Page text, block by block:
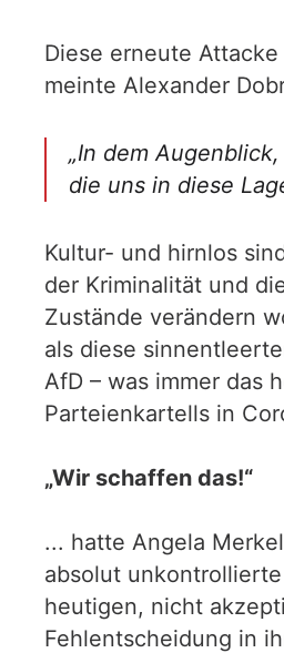
Diese erneute
meinte Alexander
„In dem
die uns in diese
Kultur- und hirnlos
der Kriminalität und
Zustände verändern
als diese
AfD – was immer das
Parteienkartells in
„Wir schaffen das!“
... hatte Angela
absolut
heutigen, nicht
Fehlentscheidung in